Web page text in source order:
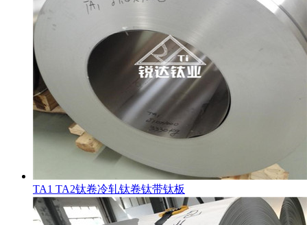
TA1 TA2钛卷冷轧钛卷钛带钛板